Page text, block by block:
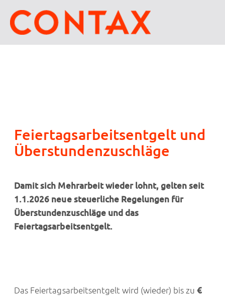
Feiertagsarbeitsentgelt und
Überstundenzuschläge
Damit sich Mehrarbeit wieder lohnt, gelten seit
1.1.2026 neue steuerliche Regelungen für
Überstundenzuschläge und das
Feiertagsarbeitsentgelt.
Das Feiertagsarbeitsentgelt wird (wieder) bis zu€